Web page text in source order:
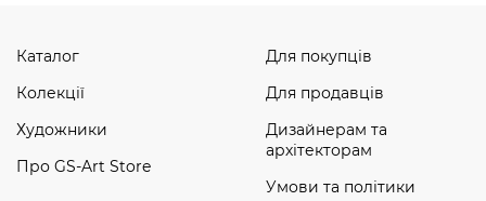
Каталог
Колекції
Художники
Про GS-Art Store
Для покупців
Для продавців
Дизайнерам та
архітекторам
Умови та політики